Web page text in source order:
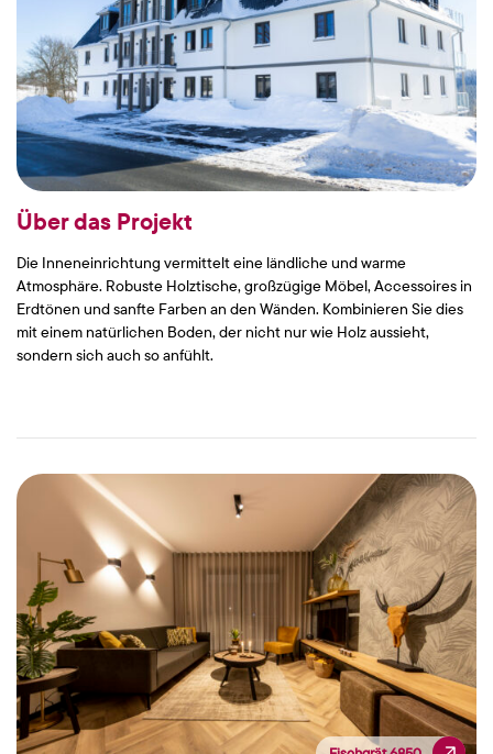
Über das Projekt
Die Inneneinrichtung vermittelt eine ländliche und warme
Atmosphäre. Robuste Holztische, großzügige Möbel, Accessoires in
Erdtönen und sanfte Farben an den Wänden. Kombinieren Sie dies
mit einem natürlichen Boden, der nicht nur wie Holz aussieht,
sondern sich auch so anfühlt.